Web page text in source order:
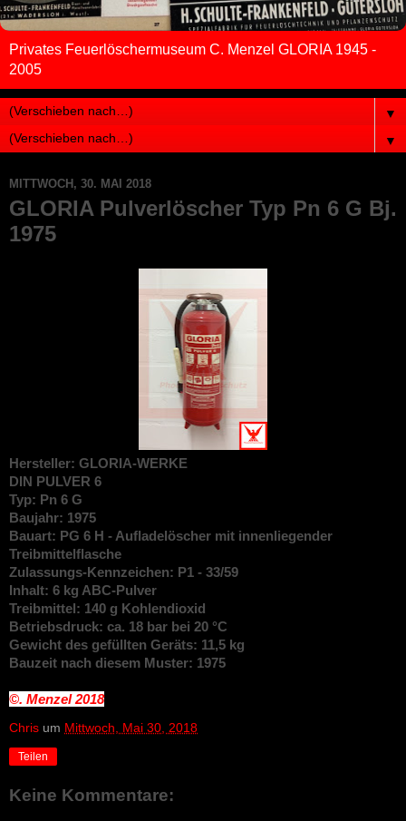
Privates Feuerlöschermuseum C. Menzel GLORIA 1945 -
2005
▼
▼
MITTWOCH, 30. MAI 2018
GLORIA Pulverlöscher Typ Pn 6 G Bj.
1975
Hersteller: GLORIA-WERKE
DIN PULVER 6
Typ: Pn 6 G
Baujahr: 1975
Bauart: PG 6 H - Aufladelöscher mit innenliegender
Treibmittelflasche
Zulassungs-Kennzeichen: P1 - 33/59
Inhalt: 6 kg ABC-Pulver
Treibmittel: 140 g Kohlendioxid
Betriebsdruck: ca. 18 bar bei 20 °C
Gewicht des gefüllten Geräts: 11,5 kg
Bauzeit nach diesem Muster: 1975
©. Menzel2018
Chris um Mittwoch, Mai 30, 2018
Teilen
Keine Kommentare: